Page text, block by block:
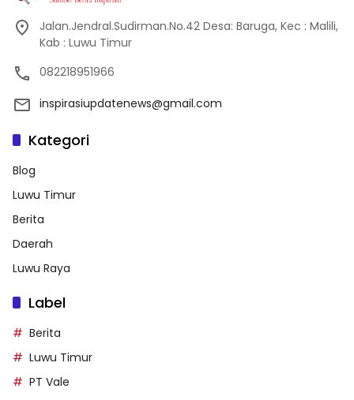
Jalan.Jendral.Sudirman.No.42 Desa: Baruga, Kec : Malili,
Kab : Luwu Timur
082218951966
inspirasiupdatenews@gmail.com
Kategori
Blog
Luwu Timur
Berita
Daerah
Luwu Raya
Label
Berita
Luwu Timur
PT Vale